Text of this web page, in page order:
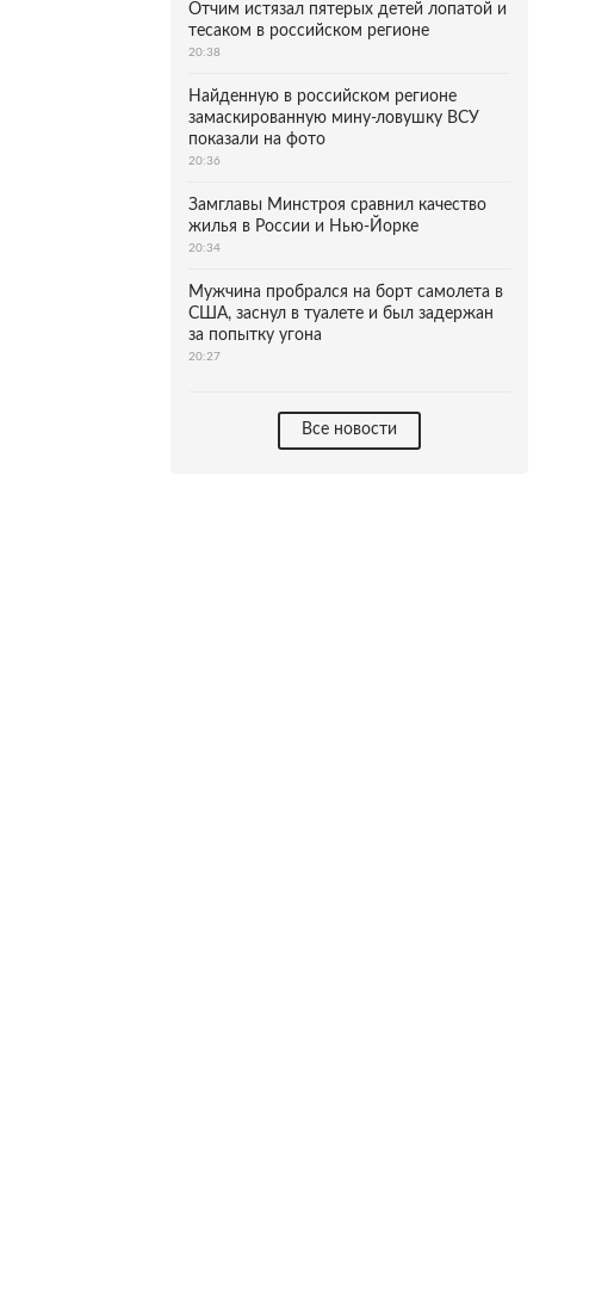
Отчим истязал пятерых детей лопатой и
тесаком в российском регионе
20:38
Найденную в российском регионе
замаскированную мину-ловушку ВСУ
показали на фото
20:36
Замглавы Минстроя сравнил качество
жилья в России и Нью-Йорке
20:34
Мужчина пробрался на борт самолета в
США, заснул в туалете и был задержан
за попытку угона
20:27
Все новости